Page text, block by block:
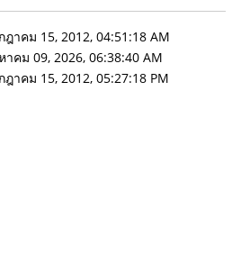
ฎาคม 15, 2012, 04:51:18 AM
าคม 09, 2026, 06:38:40 AM
ฎาคม 15, 2012, 05:27:18 PM